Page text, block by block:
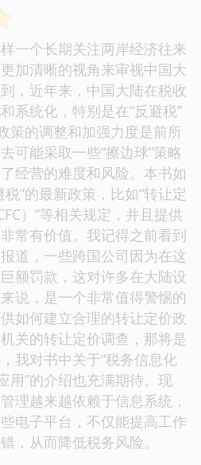
一个长期关注两岸经济往来
加清晰的视角来审视中国大
，近年来，中国大陆在税收
系统化，特别是在“反避税”
策的调整和加强力度是前所
可能采取一些“擦边球”策略
经营的难度和风险。本书如
”的最新政策，比如“转让定
）”等相关规定，并且提供
常有价值。我记得之前看到
道，一些跨国公司因为在这
额罚款，这对许多在大陆设
说，是一个非常值得警惕的
如何建立合理的转让定价政
关的转让定价调查，那将是
我对书中关于“税务信息化
用”的介绍也充满期待。现
理越来越依赖于信息系统，
电子平台，不仅能提高工作
，从而降低税务风险。